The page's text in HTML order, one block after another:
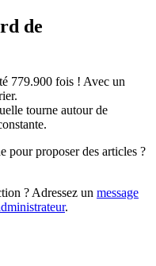
de
779.900 fois ! Avec un
tourne autour de
pour proposer des articles ?
? Adressez un message
.